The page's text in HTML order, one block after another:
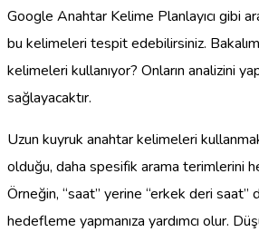
Google Anahtar Kelime Planlayıcı gibi
bu kelimeleri tespit edebilirsiniz.
kelimeleri kullanıyor? Onların analizini
sağlayacaktır.
Uzun kuyruk anahtar kelimeleri
olduğu, daha spesifik arama terimlerini
Örneğin, “saat” yerine “erkek deri saat”
hedefleme yapmanıza yardımcı olur.